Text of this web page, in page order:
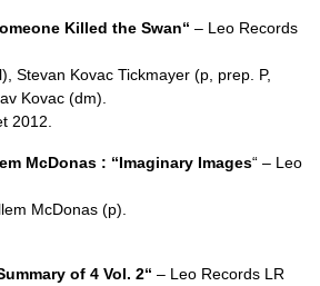
Killed the Swan“ – Leo Records
Stevan Kovac Tickmayer (p, prep. P,
Kovac (dm).
2012.
McDonas : “Imaginary Images“ – Leo
McDonas (p).
of 4 Vol. 2“ – Leo Records LR